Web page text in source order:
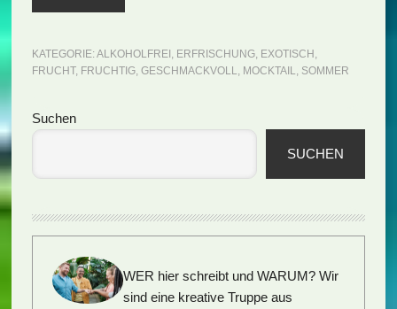
KATEGORIE: ALKOHOLFREI , ERFRISCHUNG, EXOTISCH ,
FRUCHT, FRUCHTIG, GESCHMACKVOLL, MOCKTAIL, SOMMER
Seitenspalte
Suchen
SUCHEN
WER hier schreibt und WARUM? Wir
sind eine kreative Truppe aus